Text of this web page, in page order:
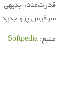
قدرت‌مند،
سرفیس پرو جدید
منبع: Softpedia